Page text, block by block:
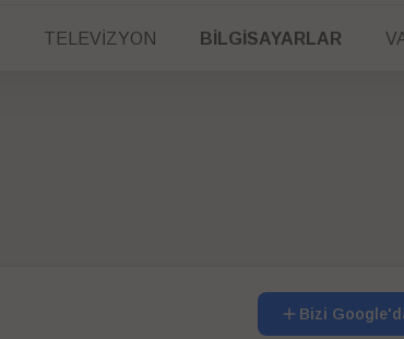
TELEVIZYON BILGISAYARLAR
Bizi